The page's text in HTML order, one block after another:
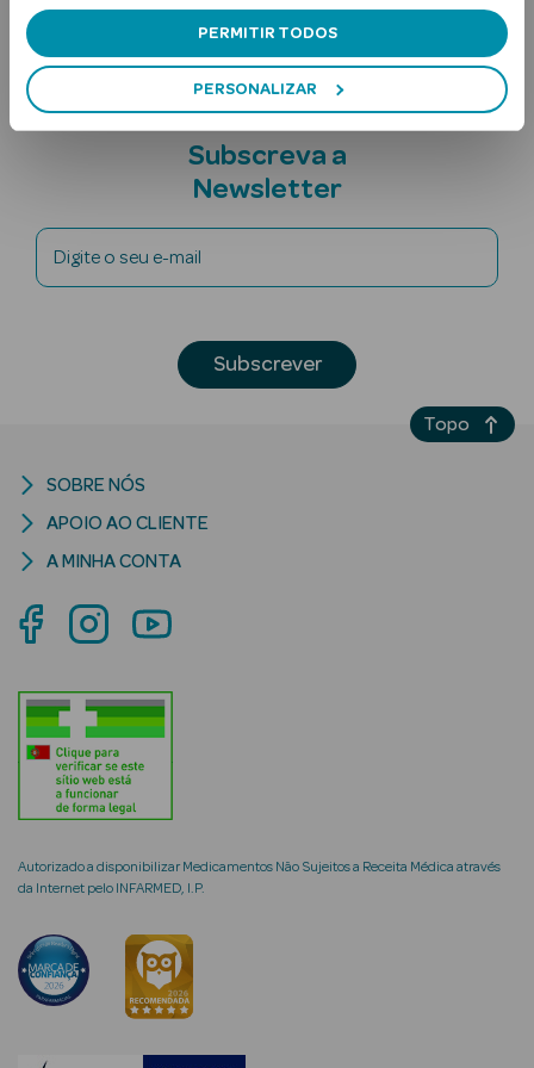
PERMITIR TODOS
PERSONALIZAR
Ver Tudo
Solares
Solares Bebé e
Criança
Ver Tudo
Cosmética
Rosto
Hidratantes
Creme de Olhos
envelhecimento
Subscreva a
Newsletter
Digite o seu e-mail
Subscrever
Autorizado a disponibilizar Medicamentos Não Sujeitos a Receita Médica através
da Internet pelo INFARMED, I.P.
SOBRE NÓS
APOIO AO CLIENTE
A MINHA CONTA
Topo